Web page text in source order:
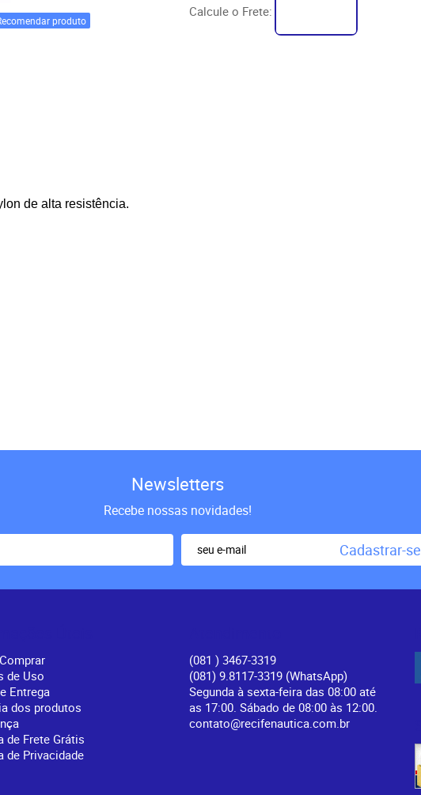
Calcule o Frete:
produto
de alta resistência.
Newsletters
Recebe nossas novidades!
Cadastrar-se
de Uso
Entrega
dos produtos
de Frete Grátis
de Privacidade
(081 ) 3467-3319
(081) 9.8117-3319 (WhatsApp)
Segunda à sexta-feira das 08:00 até
as 17:00. Sábado de 08:00 às 12:00.
contato@recifenautica.com.br